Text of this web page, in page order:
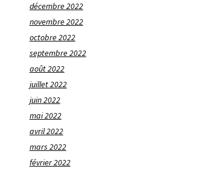
décembre 2022
novembre 2022
octobre 2022
septembre 2022
août 2022
juillet 2022
juin 2022
mai 2022
avril 2022
mars 2022
février 2022